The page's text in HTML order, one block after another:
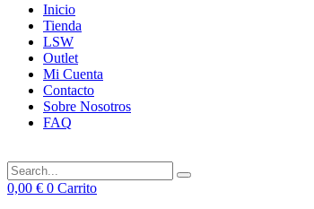
Inicio
Tienda
LSW
Outlet
Mi Cuenta
Contacto
Sobre Nosotros
FAQ
0,00 € 0 Carrito